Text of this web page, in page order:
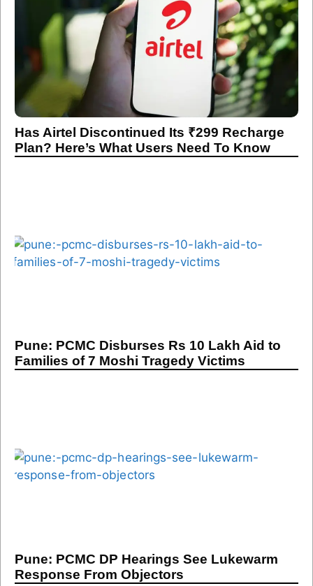
Has Airtel Discontinued Its ₹299 Recharge
Plan? Here’s What Users Need To Know
Pune: PCMC Disburses Rs 10 Lakh Aid to
Families of 7 Moshi Tragedy Victims
Pune: PCMC DP Hearings See Lukewarm
Response From Objectors